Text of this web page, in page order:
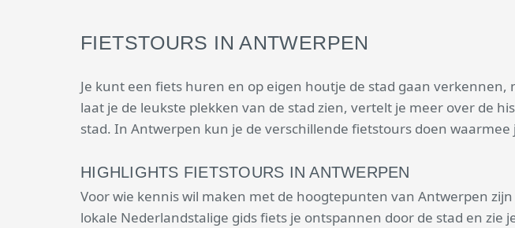
FIETSTOURS IN ANTWERPEN
Je kunt een fiets huren en op eigen houtje de stad gaan
laat je de leukste plekken van de stad zien, vertelt je meer over de
stad. In Antwerpen kun je de verschillende fietstours doen
HIGHLIGHTS FIETSTOURS IN ANTWERPEN
Voor wie kennis wil maken met de hoogtepunten van Antwerpen
lokale Nederlandstalige gids fiets je ontspannen door de stad en